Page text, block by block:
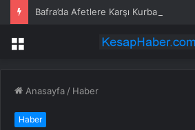
Bafra’da Afetlere Karşı Kurban Kesildi
Menü
Anasayfa / Haber
Haber